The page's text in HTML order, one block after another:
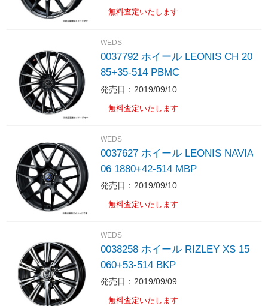
無料査定いたします
WEDS
0037792 ホイール LEONIS CH 20
85+35-514 PBMC
発売日：2019/09/10
無料査定いたします
WEDS
0037627 ホイール LEONIS NAVIA
06 1880+42-514 MBP
発売日：2019/09/10
無料査定いたします
WEDS
0038258 ホイール RIZLEY XS 15
060+53-514 BKP
発売日：2019/09/09
無料査定いたします